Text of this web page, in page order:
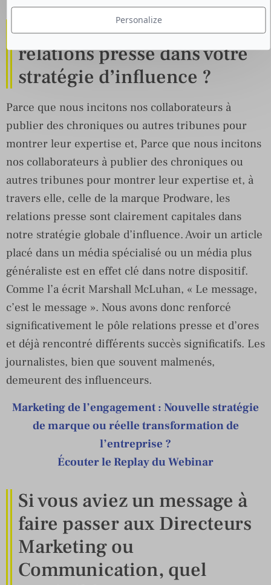
Quelle est la place des
relations presse dans votre
stratégie d’influence ?
Parce que nous incitons nos collaborateurs à
publier des chroniques ou autres tribunes pour
montrer leur expertise et, Parce que nous incitons
nos collaborateurs à publier des chroniques ou
autres tribunes pour montrer leur expertise et, à
travers elle, celle de la marque Prodware, les
relations presse sont clairement capitales dans
notre stratégie globale d’influence. Avoir un article
placé dans un média spécialisé ou un média plus
généraliste est en effet clé dans notre dispositif.
Comme l’a écrit Marshall McLuhan, « Le message,
c’est le message ». Nous avons donc renforcé
significativement le pôle relations presse et d’ores
et déjà rencontré différents succès significatifs. Les
journalistes, bien que souvent malmenés,
demeurent des influenceurs.
Marketing de l’engagement : Nouvelle stratégie
de marque ou réelle transformation de
l’entreprise ?
Écouter le Replay du Webinar
Si vous aviez un message à
faire passer aux Directeurs
Marketing ou
Communication, quel
Personalize